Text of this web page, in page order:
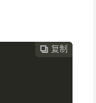
 复制
 复制
 复制
 复制
 复制
 复制
 复制
 复制
 复制